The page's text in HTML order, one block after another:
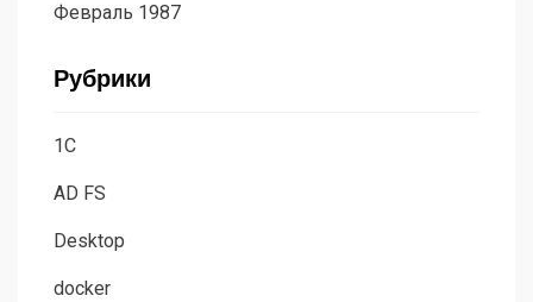
Февраль 1987
Рубрики
1C
AD FS
Desktop
docker